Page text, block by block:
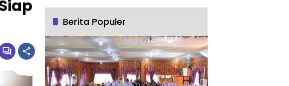
Berita Populer